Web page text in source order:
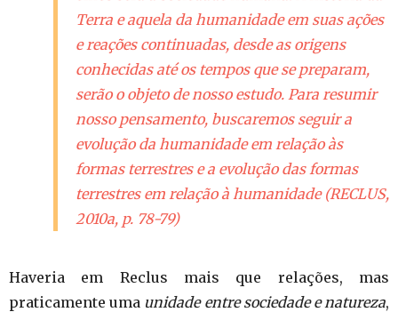
Terra e aquela da humanidade em suas ações
e reações continuadas, desde as origens
conhecidas até os tempos que se preparam,
serão o objeto de nosso estudo. Para resumir
nosso pensamento, buscaremos seguir a
evolução da humanidade em relação às
formas terrestres e a evolução das formas
terrestres em relação à humanidade (RECLUS,
2010a, p. 78-79)
Haveria em Reclus mais que relações, mas
praticamente uma unidade entre sociedade e natureza,